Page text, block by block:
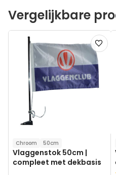
Vergelijkbare
Voeg
toe
aan
Chroom 50cm
Vlaggenstok 50cm |
compleet met dekbasis